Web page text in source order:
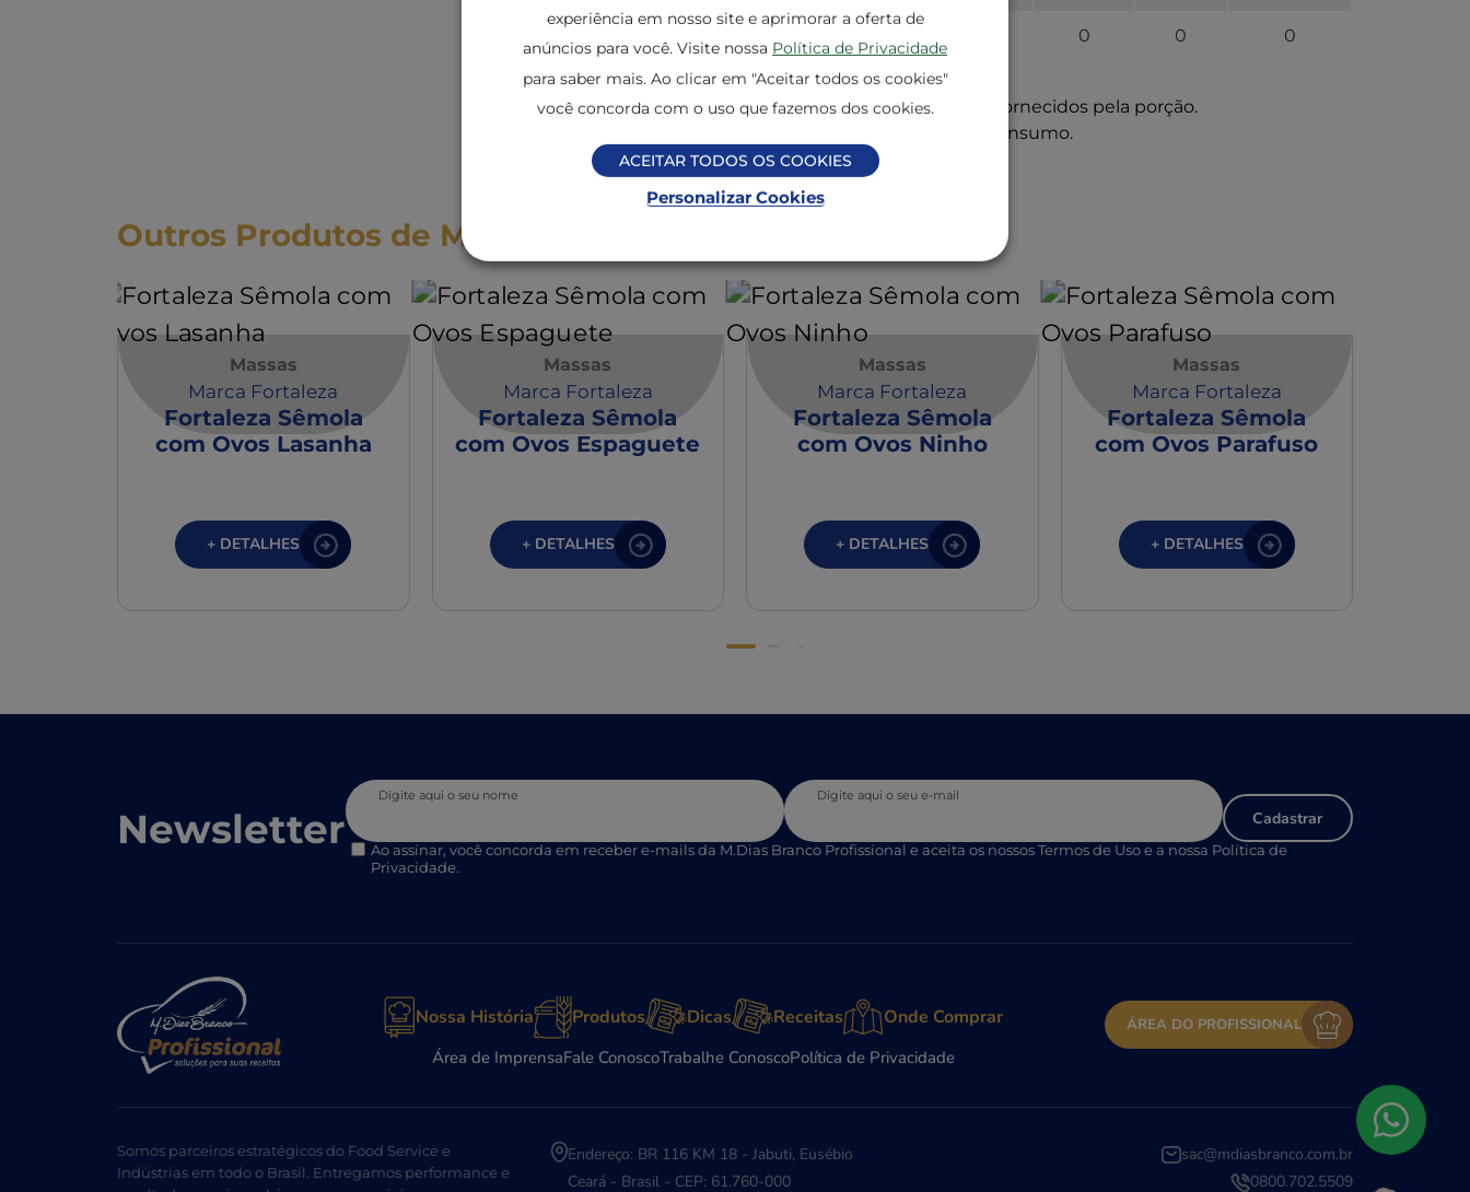
0 0 0
*Percentual de valores diários fornecidos pela porção.
** No alimento pronto para o consumo.
Outros Produtos de Massas
Massas
Marca Fortaleza
Fortaleza Sêmola
com Ovos Lasanha
+ DETALHES
Massas
Marca Fortaleza
Fortaleza Sêmola
com Ovos Espaguete
+ DETALHES
Massas
Marca Fortaleza
Fortaleza Sêmola
com Ovos Ninho
+ DETALHES
Massas
Marca Fortaleza
Fortaleza Sêmola
com Ovos Parafuso
+ DETALHES
Newsletter
Digite aqui o seu nome Digite aqui o seu e-mail
Cadastrar
Ao assinar, você concorda em receber e-mails da M.Dias Branco Profissional e aceita os nossos Termos de Uso e a nossa Política de
Privacidade.
Nossa História Produtos Dicas Receitas Onde Comprar
Área de ImprensaFale ConoscoTrabalhe ConoscoPolítica de Privacidade
ÁREA DO PROFISSIONAL
Somos parceiros estratégicos do Food Service e
Indústrias em todo o Brasil. Entregamos performance e
Endereço: BR 116 KM 18 - Jabuti, Eusébio
Ceará - Brasil - CEP: 61.760-000
sac@mdiasbranco.com.br
0800.702.5509
experiência em nosso site e aprimorar a oferta de
anúncios para você. Visite nossa Política de Privacidade
para saber mais. Ao clicar em "Aceitar todos os cookies"
você concorda com o uso que fazemos dos cookies.
ACEITAR TODOS OS COOKIES
Personalizar Cookies